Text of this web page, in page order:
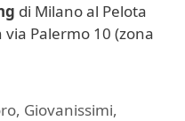
di Milano al Pelota
via Palermo 10 (zona
, Giovanissimi,